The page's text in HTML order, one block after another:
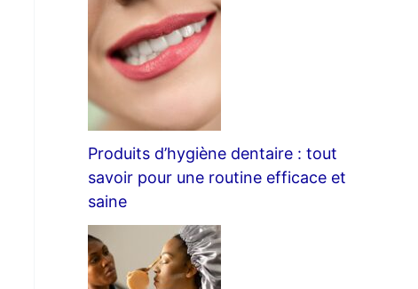
Produits d’hygiène dentaire : tout
savoir pour une routine efficace et
saine